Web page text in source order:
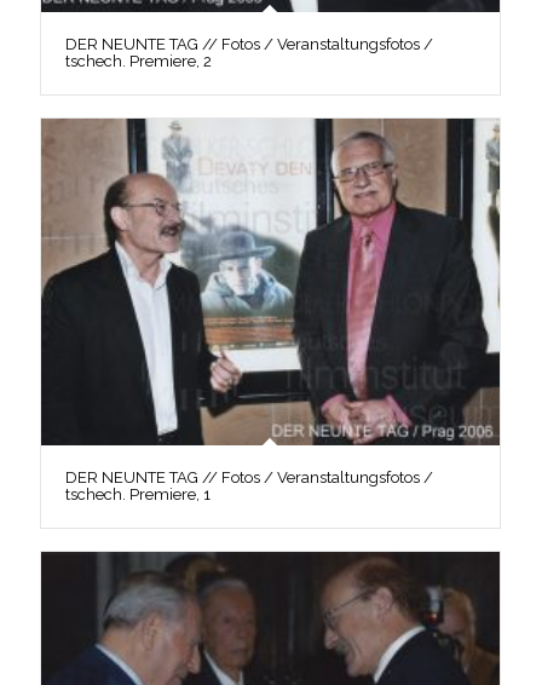
DER NEUNTE TAG // Fotos / Veranstaltungsfotos /
tschech. Premiere, 2
DER NEUNTE TAG // Fotos / Veranstaltungsfotos /
tschech. Premiere, 1